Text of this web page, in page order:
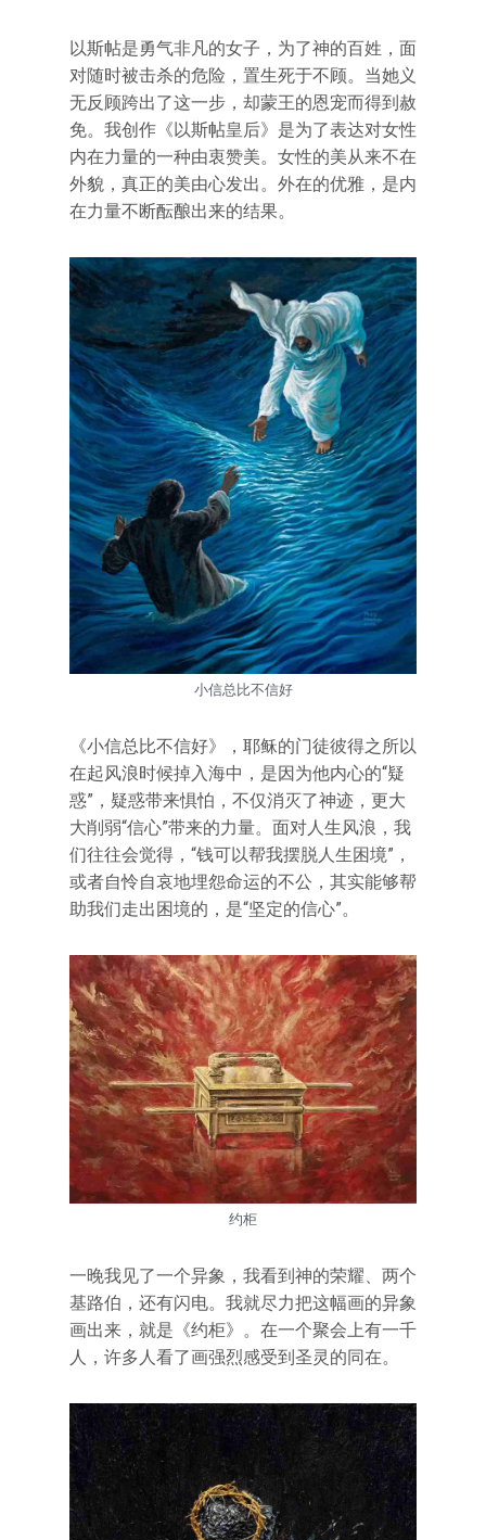
以斯帖是勇气非凡的女子，为了神的百姓，面
对随时被击杀的危险，置生死于不顾。当她义
无反顾跨出了这一步，却蒙王的恩宠而得到赦
免。我创作《以斯帖皇后》是为了表达对女性
内在力量的一种由衷赞美。女性的美从来不在
外貌，真正的美由心发出。外在的优雅，是内
在力量不断酝酿出来的结果。
小信总比不信好
《小信总比不信好》，耶稣的门徒彼得之所以
在起风浪时候掉入海中，是因为他内心的“疑
惑”，疑惑带来惧怕，不仅消灭了神迹，更大
大削弱“信心”带来的力量。面对人生风浪，我
们往往会觉得，“钱可以帮我摆脱人生困境”，
或者自怜自哀地埋怨命运的不公，其实能够帮
助我们走出困境的，是“坚定的信心”。
约柜
一晚我见了一个异象，我看到神的荣耀、两个
基路伯，还有闪电。我就尽力把这幅画的异象
画出来，就是《约柜》。在一个聚会上有一千
人，许多人看了画强烈感受到圣灵的同在。